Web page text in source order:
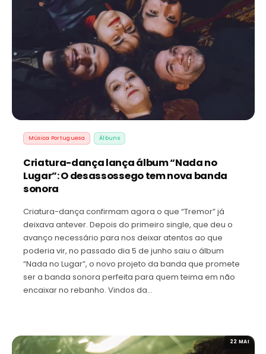
Música Portuguesa Álbuns
Criatura-dança lança álbum “Nada no
Lugar”: O desassossego tem nova banda
sonora
Criatura-dança confirmam agora o que “Tremor” já
deixava antever. Depois do primeiro single, que deu o
avanço necessário para nos deixar atentos ao que
poderia vir, no passado dia 5 de junho saiu o álbum
“Nada no Lugar”, o novo projeto da banda que promete
ser a banda sonora perfeita para quem teima em não
encaixar no rebanho. Vindos da…
22 MAI